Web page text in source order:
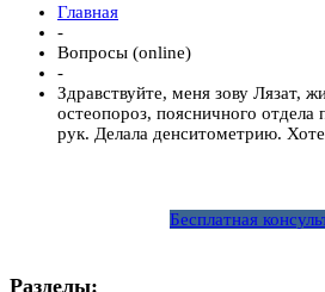
Главная
-
Вопросы (online)
-
Здравствуйте, меня зову Лязат,
остеопороз, поясничного отдела
рук. Делала денситометрию.
Бесплатная
Разделы: